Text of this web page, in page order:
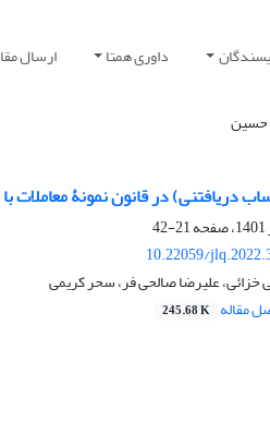
داوری همتا ارسال
حسین
دریافتنی) در قانون نمونۀ معاملات
21-42
10.22059/
علیرضا صالحی فر، سحر کریمی
مقاله 245.68 K